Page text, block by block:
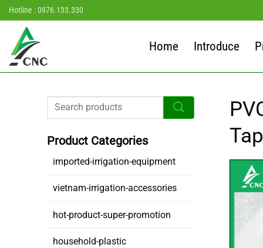
Skip
to
content
Hotline : 0976.133.330
Home Introduce
imported-irrigation-equipment
vietnam-irrigation-accessories
hot-product-super-promotion
household-plastic